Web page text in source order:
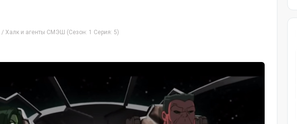
/ Халк и агенты СМЭШ (Сезон: 1 Серия: 5)